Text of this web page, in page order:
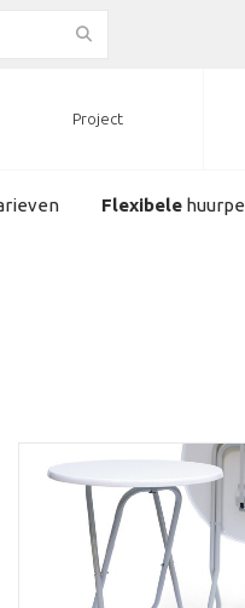
Project
Flexibele